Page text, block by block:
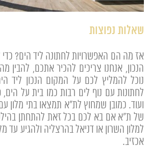
שאלות נפוצות
אז מה הם האפשרויות לחתונה ליד הים?
הנכון, אנחנו צריכים להכיר אתכם, להבין
נוכל להמליץ לכם על המקום הנכון ליד
ועוד. כמובן שמחוץ לת"א תמצאו בתי מלון
של ת"א אם בא לכם בכל זאת להתחתן
למלון השרון או דניאל בהרצליה ולהגיע עד
אכזיב.